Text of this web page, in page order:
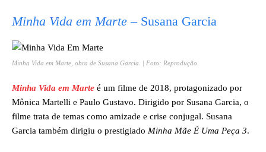
Minha Vida em Marte – Susana Garcia
Minha Vida em Marte , obra de Susana Garcia. | Foto: Reprodução.
Minha Vida em Marte é um filme de 2018, protagonizado por
Mônica Martelli e Paulo Gustavo. Dirigido por Susana Garcia, o
filme trata de temas como amizade e crise conjugal. Susana
Garcia também dirigiu o prestigiado Minha Mãe É Uma Peça 3.